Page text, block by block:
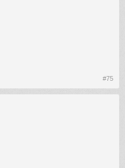
#75